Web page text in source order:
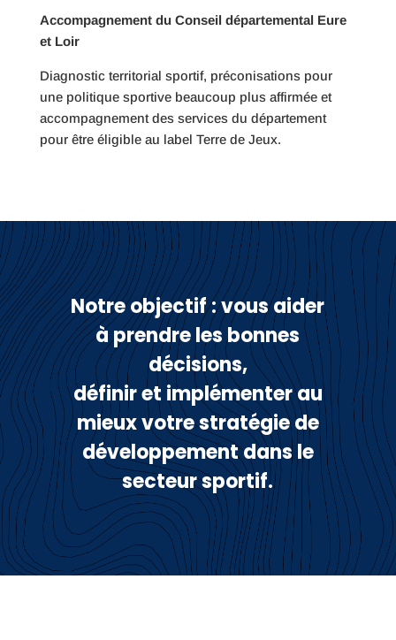
Accompagnement du Conseil départemental Eure
et Loir
Diagnostic territorial sportif, préconisations pour
une politique sportive beaucoup plus affirmée et
accompagnement des services du département
pour être éligible au label Terre de Jeux.
Notre objectif : vous aider
à prendre les bonnes
décisions,
définir et implémenter au
mieux votre stratégie de
développement dans le
secteur sportif.